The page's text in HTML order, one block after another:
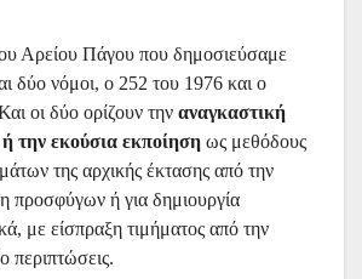
Αρείου Πάγου που δημοσιεύσαμε
δύο νόμοι, ο 252 του 1976 και ο
οι δύο ορίζουν την αναγκαστική
την εκούσια εκποίηση ως μεθόδους
της αρχικής έκτασης από την
προσφύγων ή για δημιουργία
με είσπραξη τιμήματος από την
περιπτώσεις.